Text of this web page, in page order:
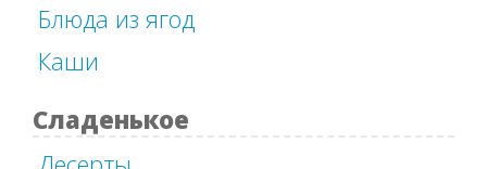
Блюда из ягод
Каши
Сладенькое